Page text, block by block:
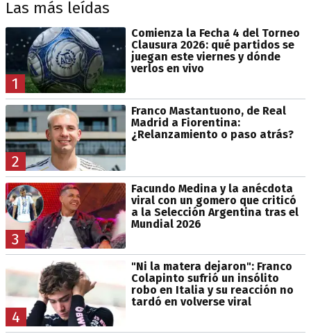
Las más leídas
1
Comienza la Fecha 4 del Torneo
Clausura 2026: qué partidos se
juegan este viernes y dónde
verlos en vivo
2
Franco Mastantuono, de Real
Madrid a Fiorentina:
¿Relanzamiento o paso atrás?
3
Facundo Medina y la anécdota
viral con un gomero que criticó
a la Selección Argentina tras el
Mundial 2026
4
"Ni la matera dejaron": Franco
Colapinto sufrió un insólito
robo en Italia y su reacción no
tardó en volverse viral